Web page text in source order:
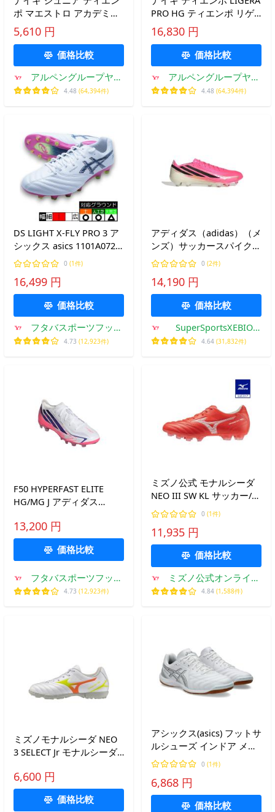
ポ マエストロ アカデミー
HG T IH1807-901 キッズ・
子供 サッカー スパイクシ
ューズ NIKE
5,610 円
価格比較
アルペングループヤフ
ー店
4.48 (64,394件)
PRO HG ティエンポ リゲ
ラ プロ HG IM6960-100 メ
ンズ レディス サッカー ス
パイクシューズ : ホワイト
×レッド NIKE
16,830 円
価格比較
アルペングループヤフ
ー店
4.48 (64,394件)
DS LIGHT X-FLY PRO 3 ア
シックス asics 1101A072-
104 ホワイト ブルー サッ
カースパイク
0 (1件)
16,499 円
価格比較
フタバスポーツフット
ボール店
4.73 (12,923件)
アディダス（adidas）（メ
ンズ）サッカースパイク
土/人工芝/天然芝グラウン
ド用 F50 ハイパーファス
ト プロ HG/AG ONL72-
HQ2360
0 (2件)
14,190 円
価格比較
SuperSportsXEBIO
Yahoo!店
4.64 (31,832件)
F50 HYPERFAST ELITE
HG/MG J アディダス
ジュニア サッカースパイ
ク
13,200 円
価格比較
フタバスポーツフット
ボール店
4.73 (12,923件)
ミズノ公式 モナルシーダ
NEO III SW KL サッカー/フ
ットボール ユニセックス
レッド×ホワイト
0 (1件)
11,935 円
価格比較
ミズノ公式オンライン
Yahoo!店
4.84 (1,588件)
ミズノモナルシーダ NEO
3 SELECT Jr モナルシーダ
AS P1GE262554 キッズ・
子供 サッカー トレーニン
グシューズ 3E MIZUNO
6,600 円
価格比較
アシックス(asics) フットサ
ルシューズ インドア メン
ズ CALCETTO WD9 IN カル
チェット ワイド 9
1113A037-103
0 (1件)
6,868 円
価格比較